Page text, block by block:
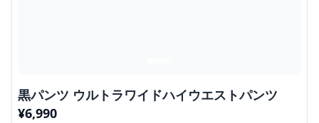
黒パンツ ウルトラワイドハイウエストパンツ
¥6,990